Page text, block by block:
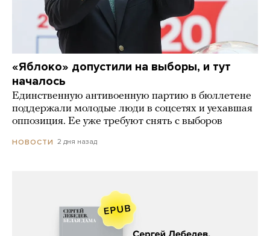
«Яблоко» допустили на выборы, и тут
началось
Единственную антивоенную партию в бюллетене
поддержали молодые люди в соцсетях и уехавшая
оппозиция. Ее уже требуют снять с выборов
НОВОСТИ 2 дня назад